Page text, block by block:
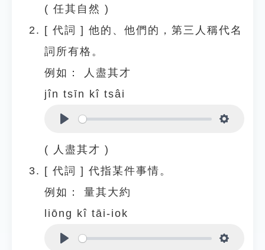
( 任其自然 )
[ 代詞 ] 他的、他們的，第三人稱代名
詞所有格。
例如：
人盡其才
jîn tsīn kî tsâi
( 人盡其才 )
[ 代詞 ] 代指某件事情。
例如：
量其大約
liōng kî tāi-iok